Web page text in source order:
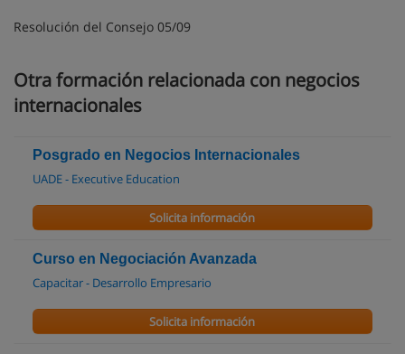
Resolución del Consejo 05/09
Otra formación relacionada con negocios
internacionales
Posgrado en Negocios Internacionales
UADE - Executive Education
Solicita información
Curso en Negociación Avanzada
Capacitar - Desarrollo Empresario
Solicita información